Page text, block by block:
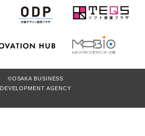
©OSAKA BUSINESS
DEVELOPMENT AGENCY